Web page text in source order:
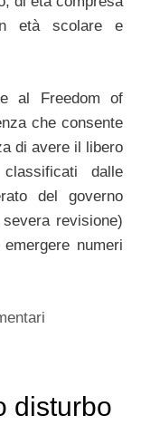
età scolare e
al Freedom of
che consente
di avere il libero
dalle
del governo
revisione)
numeri
disturbo